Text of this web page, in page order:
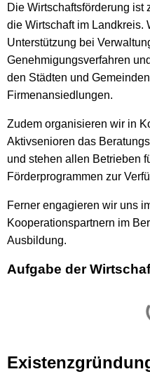
Die Wirtschaftsförderung ist
die Wirtschaft im Landkreis.
Unterstützung bei
Genehmigungsverfahren
den Städten und
Firmenansiedlungen.
Zudem organisieren wir in
Aktivsenioren das
und stehen allen Betrieben
Förderprogrammen zur
Ferner engagieren wir uns
Kooperationspartnern im
Ausbildung.
Aufgabe der